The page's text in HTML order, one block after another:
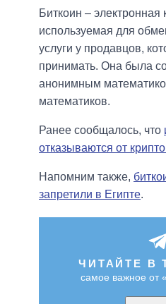
Биткоин – электронная
используемая для
услуги у продавцов,
принимать. Она была
анонимным
математиков.
Ранее сообщалось, что
отказываются от
Напомним также,
запретили в Египте.
ЧИТАЙТЕ В
самое важное от